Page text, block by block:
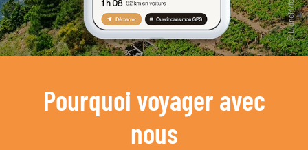
Pourquoi voyager avec
nous